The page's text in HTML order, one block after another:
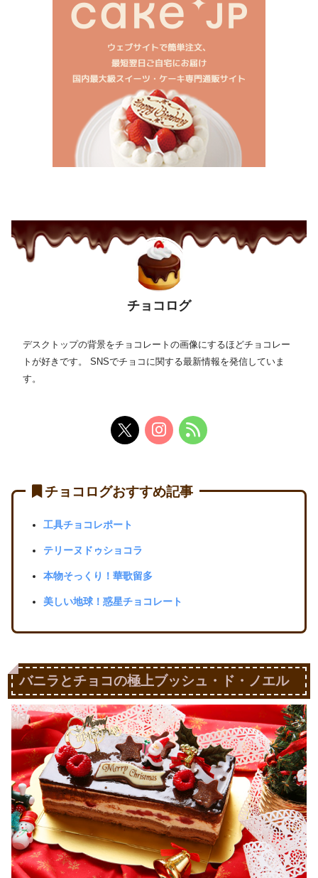
チョコログ
デスクトップの背景をチョコレートの画像にするほどチョコレー
トが好きです。 SNSでチョコに関する最新情報を発信していま
す。
チョコログおすすめ記事
工具チョコレポート
テリーヌドゥショコラ
本物そっくり！華歌留多
美しい地球！惑星チョコレート
バニラとチョコの極上ブッシュ・ド・ノエル